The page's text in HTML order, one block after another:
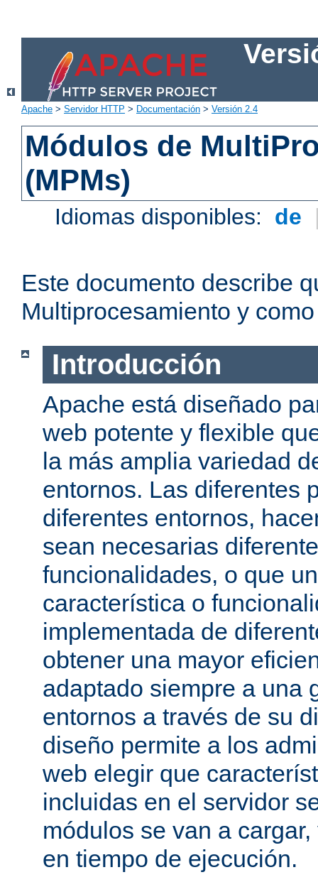
Apache > Servidor HTTP > Documentación > Versión 2.4
Módulos de
(MPMs)
Idiomas disponibles: de
Este documento describe
Multiprocesamiento y
Introducción
Apache está diseñado
web potente y flexible
la más amplia variedad
entornos. Las diferentes
diferentes entornos,
sean necesarias
funcionalidades, o que
característica o
implementada de
obtener una mayor
adaptado siempre a una
entornos a través de su
diseño permite a los
web elegir que
incluidas en el servidor
módulos se van a
en tiempo de ejecución.